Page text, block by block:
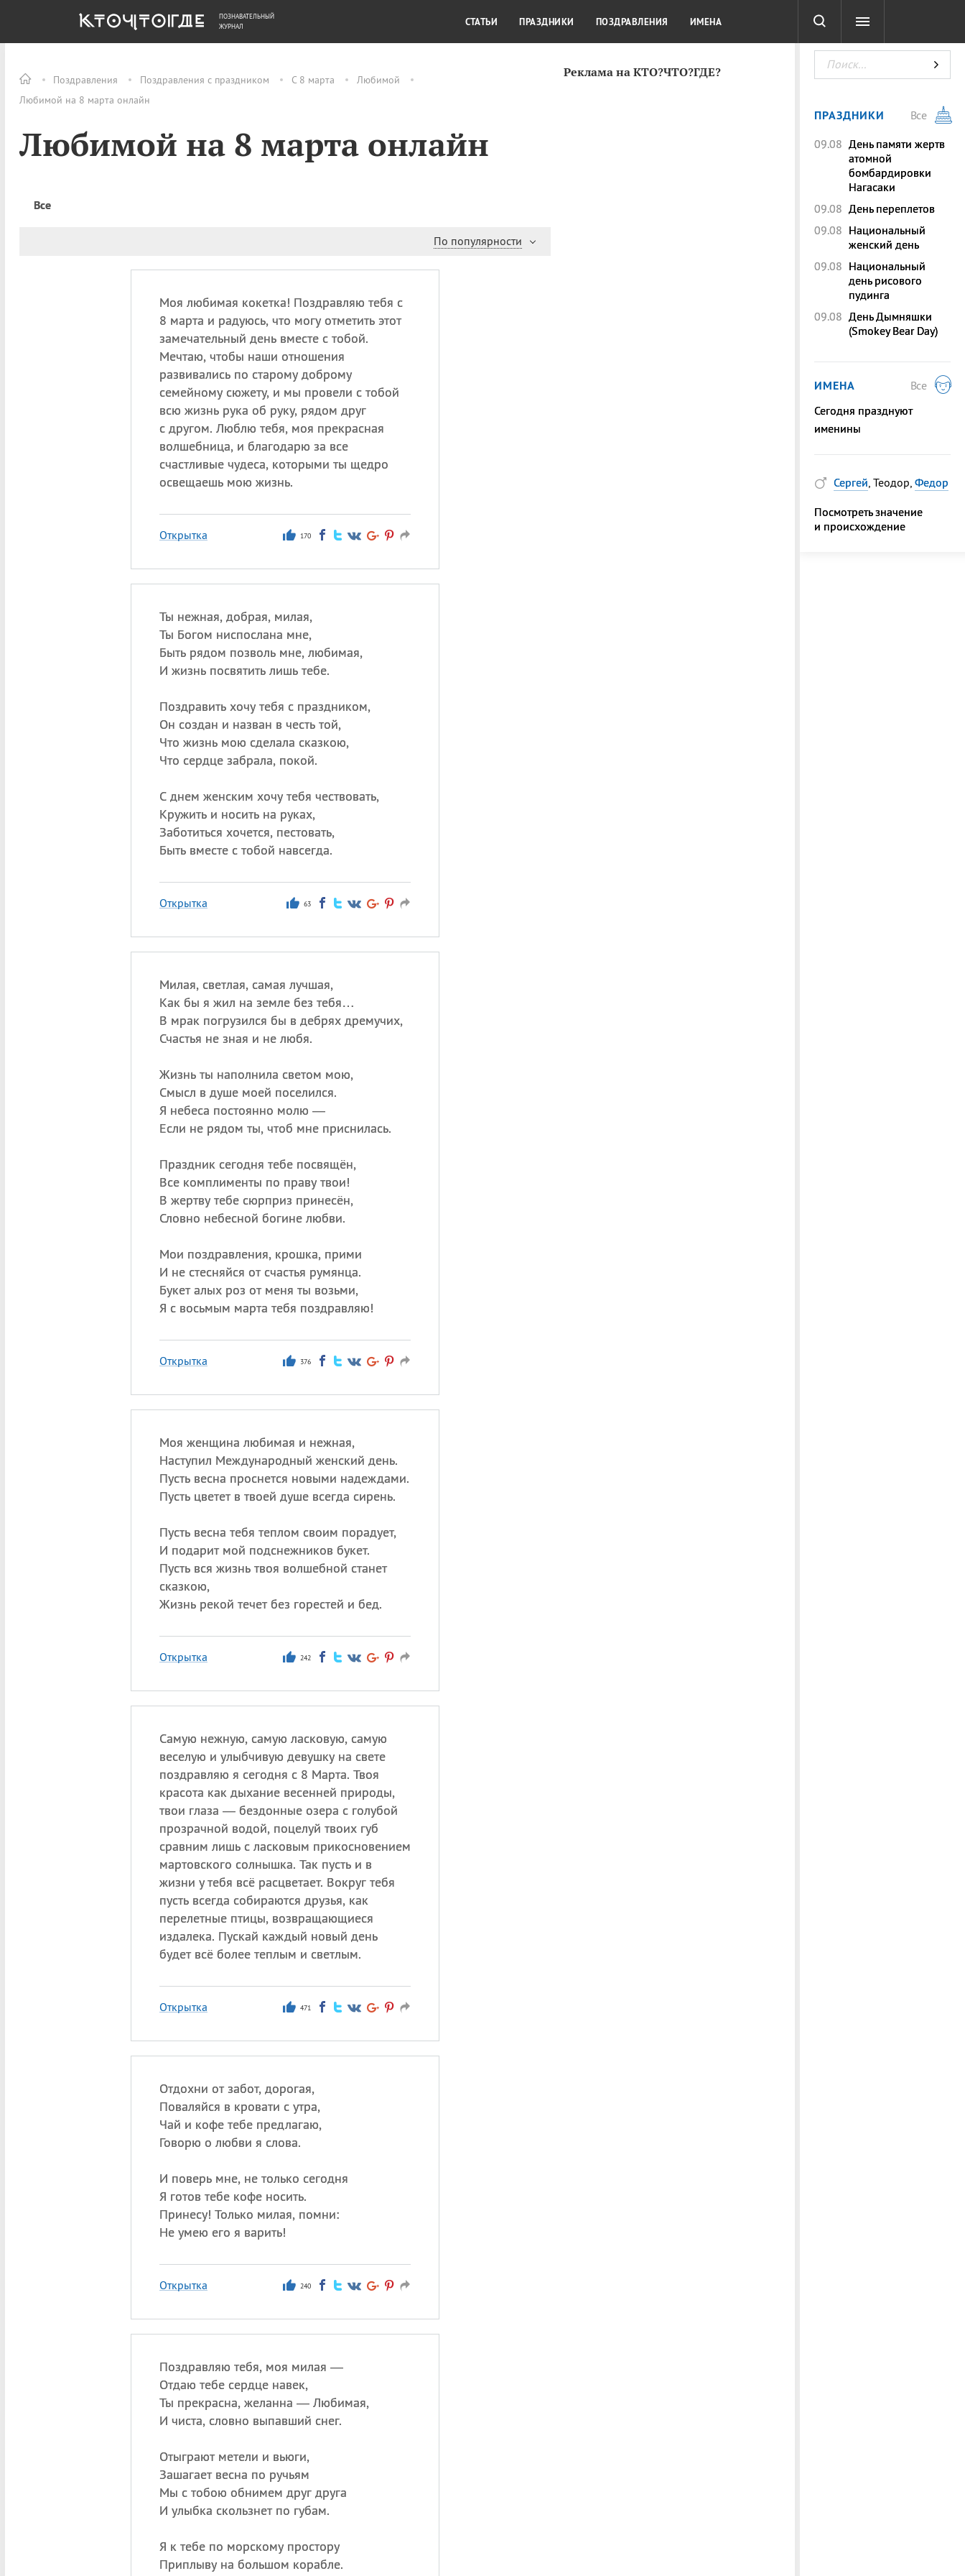
Поздравления Поздравления с праздником С 8 марта
Любимой
Любимой на 8 марта онлайн
Любимой на 8 марта онлайн
Все
По популярности
Моя любимая кокетка! Поздравляю тебя с
8 марта и радуюсь, что могу отметить этот
замечательный день вместе с тобой.
Мечтаю, чтобы наши отношения
развивались по старому доброму
семейному сюжету, и мы провели с тобой
всю жизнь рука об руку, рядом друг
с другом. Люблю тебя, моя прекрасная
волшебница, и благодарю за все
счастливые чудеса, которыми ты щедро
освещаешь мою жизнь.
Открытка 170
Ты нежная, добрая, милая,
Ты Богом ниспослана мне,
Быть рядом позволь мне, любимая,
И жизнь посвятить лишь тебе.
Поздравить хочу тебя с праздником,
Он создан и назван в честь той,
Что жизнь мою сделала сказкою,
Что сердце забрала, покой.
С днем женским хочу тебя чествовать,
Кружить и носить на руках,
Заботиться хочется, пестовать,
Быть вместе с тобой навсегда.
Открытка 63
Милая, светлая, самая лучшая,
Как бы я жил на земле без тебя…
В мрак погрузился бы в дебрях дремучих,
Счастья не зная и не любя.
Жизнь ты наполнила светом мою,
Смысл в душе моей поселился.
Я небеса постоянно молю —
Если не рядом ты, чтоб мне приснилась.
Праздник сегодня тебе посвящён,
Все комплименты по праву твои!
В жертву тебе сюрприз принесён,
Словно небесной богине любви.
Мои поздравления, крошка, прими
И не стесняйся от счастья румянца.
Букет алых роз от меня ты возьми,
Я с восьмым марта тебя поздравляю!
Открытка 376
Моя женщина любимая и нежная,
Наступил Международный женский день.
Пусть весна проснется новыми надеждами.
Пусть цветет в твоей душе всегда сирень.
Пусть весна тебя теплом своим порадует,
И подарит мой подснежников букет.
Пусть вся жизнь твоя волшебной станет
сказкою,
Жизнь рекой течет без горестей и бед.
Открытка 242
Самую нежную, самую ласковую, самую
веселую и улыбчивую девушку на свете
поздравляю я сегодня с 8 Марта. Твоя
красота как дыхание весенней природы,
твои глаза — бездонные озера с голубой
прозрачной водой, поцелуй твоих губ
сравним лишь с ласковым прикосновением
мартовского солнышка. Так пусть и в
жизни у тебя всё расцветает. Вокруг тебя
пусть всегда собираются друзья, как
перелетные птицы, возвращающиеся
издалека. Пускай каждый новый день
будет всё более теплым и светлым.
Открытка 471
Отдохни от забот, дорогая,
Поваляйся в кровати с утра,
Чай и кофе тебе предлагаю,
Говорю о любви я слова.
И поверь мне, не только сегодня
Я готов тебе кофе носить.
Принесу! Только милая, помни:
Не умею его я варить!
Открытка 240
Поздравляю тебя, моя милая —
Отдаю тебе сердце навек,
Ты прекрасна, желанна — Любимая,
И чиста, словно выпавший снег.
Отыграют метели и вьюги,
Зашагает весна по ручьям
Мы с тобою обнимем друг друга
И улыбка скользнет по губам.
Я к тебе по морскому простору
Приплыву на большом корабле.
Реклама на КТО?ЧТО?ГДЕ?
ОБЩЕСТВО ДЕНЬГИ КУЛЬТУРА КРАСОТА ТЕСТЫ
ПОЗНАВАТЕЛЬНЫЙ
ЖУРНАЛ
СТАТЬИ ПРАЗДНИКИ ПОЗДРАВЛЕНИЯ ИМЕНА
ПРАЗДНИКИ
Все
09.08 День памяти жертв
атомной
бомбардировки
Нагасаки
09.08 День переплетов
09.08 Национальный
женский день
09.08 Национальный
день рисового
пудинга
09.08 День Дымняшки
(Smokey Bear Day)
ИМЕНА
Все
Сегодня празднуют
именины
Сергей, Теодор, Федор
Посмотреть значение
и происхождение